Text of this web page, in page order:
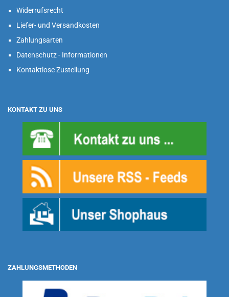
Widerrufsrecht
Liefer- und Versandkosten
Zahlungsarten
Datenschutz - Informationen
Kontaktlose Zustellung
KONTAKT ZU UNS
ZAHLUNGSMETHODEN